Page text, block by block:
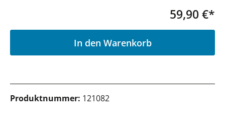
59,90 €*
In den Warenkorb
Produktnummer: 121082